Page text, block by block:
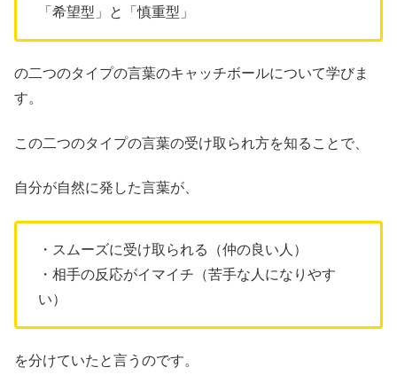
「希望型」と「慎重型」
の二つのタイプの言葉のキャッチボールについて学びま
す。
この二つのタイプの言葉の受け取られ方を知ることで、
自分が自然に発した言葉が、
・スムーズに受け取られる（仲の良い人）
・相手の反応がイマイチ（苦手な人になりやす
い）
を分けていたと言うのです。